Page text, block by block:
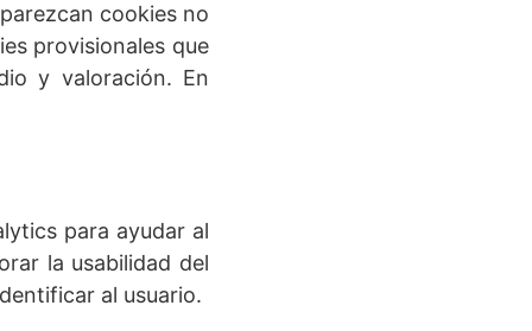
cookies no
provisionales que
y valoración. En
para ayudar al
la usabilidad del
al usuario.